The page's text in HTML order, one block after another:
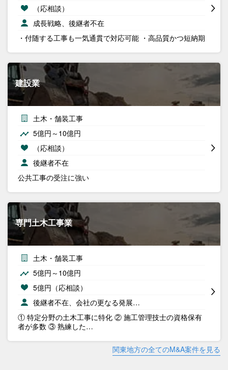
（応相談）
成長戦略、後継者不在
・付随する工事も一気通貫で対応可能 ・高品質かつ短納期
建設業
土木・舗装工事
5億円～10億円
（応相談）
後継者不在
公共工事の受注に強い
専門土木工事業
土木・舗装工事
5億円～10億円
5億円（応相談）
後継者不在、会社の更なる発展…
① 特定分野の土木工事に特化 ② 施工管理技士の資格保有
者が多数 ③ 熟練した…
関東地方の全てのM&A案件を見る